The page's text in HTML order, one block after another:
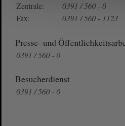
Zentrale:
0391 / 560 - 0
Fax:
0391 / 560 - 1123
Presse- und
0391 / 560 - 0
Besucherdienst
0391 / 560 - 0